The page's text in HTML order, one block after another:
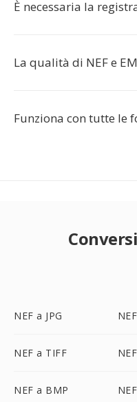
È necessaria la
La qualità di NEF e
Funziona con tutte le
NEF a JPG
NEF a TIFF
NEF a BMP